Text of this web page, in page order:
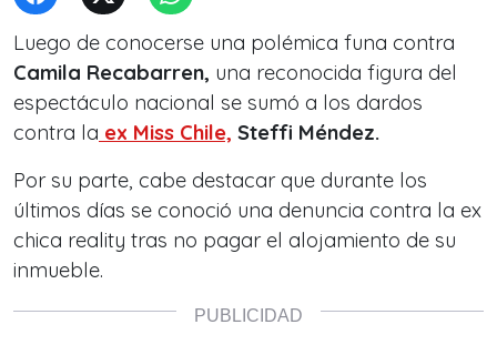
Luego de conocerse una polémica funa contra
Camila Recabarren, una reconocida figura del
espectáculo nacional se sumó a los dardos
contra la ex Miss Chile, Steffi Méndez.
Por su parte, cabe destacar que durante los
últimos días se conoció una denuncia contra la ex
chica reality tras no pagar el alojamiento de su
inmueble.